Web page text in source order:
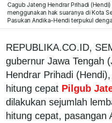
Cagub Jateng Hendrar Prihadi
menggunakan hak suaranya di Kota
Pasukan Andika-Hendi terpukul
REPUBLIKA.CO.ID,
gubernur Jawa Tengah
Hendrar Prihadi
hitung cepat Pilgub
dilakukan sejumlah
hitung cepat, pasangan